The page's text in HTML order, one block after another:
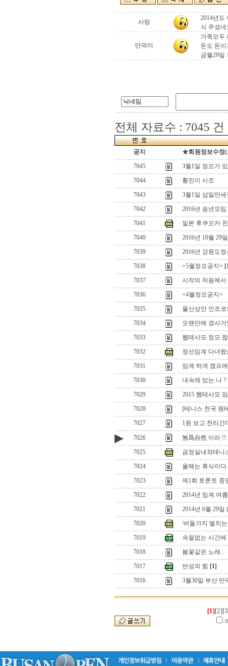
사랑
2014년도
식 주셨
만덕이
가족모두
돈도 돈
금월29일
전체 자료수 : 7045 건
공지
★회원정보수정
7045
3월1일 정모가
7044
황진이 시조
7043
3월1일 삼일만
7042
2016년 송년모
7041
일본 후쿠오카
7040
2016년 10월 29
7039
2016년 강원도
7038
=5월정모공지=
7037
시작의 처음에서
7036
=4월정모공지=
7035
울산상안 인조
7034
오랜만에 경사
7033
웹테사모 정모
7032
정선임계 다녀
7031
임계 하계 캠프
7030
내속에 있는 나 ?
7029
2015 웹테사모
7028
[테니스 천국 원
7027
1원 보고 천리간
▶ 7026 無爲自然 이라 !!
7025
금정실내외테니
7024
올해는 휴식이다
7023
제1회 토론토 중
7022
2014년 임계 여
7021
2014년 6월 29
7020
'버들가지 떨치
7019
속절없는 시간
7018
봄꽃같은 노래..
7017
반성의 힘 [1]
7016
3월30일 부산 만
[1][2]